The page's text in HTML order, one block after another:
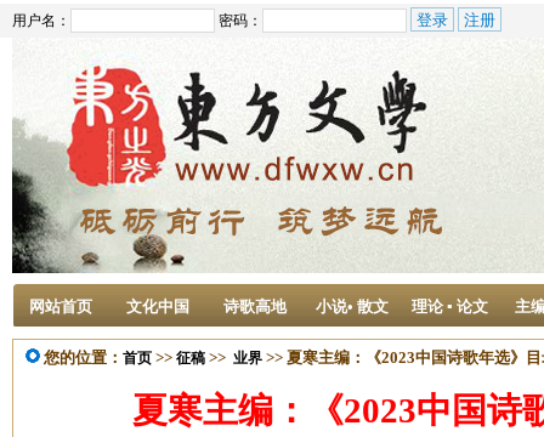
用户名： 密码：
网站首页 文化中国 诗歌高地 小说• 散文 理论 ▪ 论文 主
您的位置： 首页 >> 征稿 >> 业界 >> 夏寒主编：《2023中国诗歌年选》
夏寒主编：《2023中国诗